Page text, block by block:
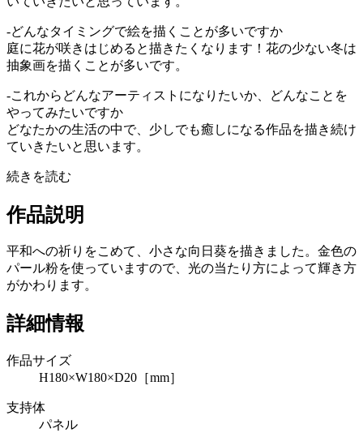
-どんなタイミングで絵を描くことが多いですか
庭に花が咲きはじめると描きたくなります！花の少ない冬は
抽象画を描くことが多いです。
-これからどんなアーティストになりたいか、どんなことを
やってみたいですか
どなたかの生活の中で、少しでも癒しになる作品を描き続け
ていきたいと思います。
続きを読む
作品説明
平和への祈りをこめて、小さな向日葵を描きました。金色の
パール粉を使っていますので、光の当たり方によって輝き方
がかわります。
詳細情報
作品サイズ
H180×W180×D20［mm］
支持体
パネル